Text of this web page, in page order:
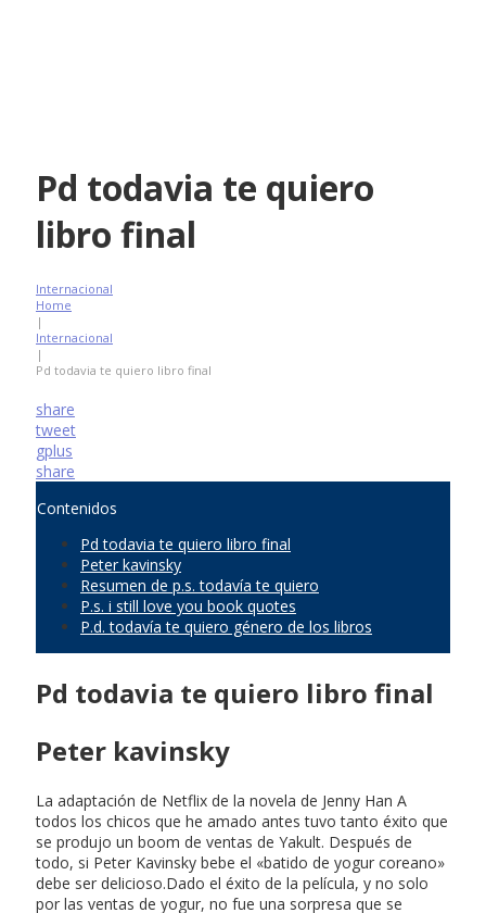
Pd todavia te quiero
libro final
Internacional
Home
|
Internacional
|
Pd todavia te quiero libro final
share
tweet
gplus
share
Contenidos
Pd todavia te quiero libro final
Peter kavinsky
Resumen de p.s. todavía te quiero
P.s. i still love you book quotes
P.d. todavía te quiero género de los libros
Pd todavia te quiero libro final
Peter kavinsky
La adaptación de Netflix de la novela de Jenny Han A
todos los chicos que he amado antes tuvo tanto éxito que
se produjo un boom de ventas de Yakult. Después de
todo, si Peter Kavinsky bebe el «batido de yogur coreano»
debe ser delicioso.Dado el éxito de la película, y no solo
por las ventas de yogur, no fue una sorpresa que se